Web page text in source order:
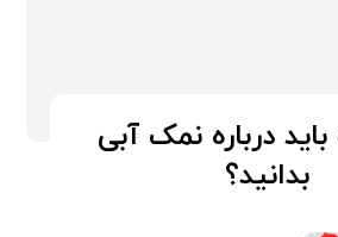
درباره نمک آبی
بدانید؟